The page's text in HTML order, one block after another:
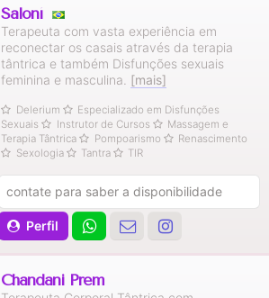
Saloní
Terapeuta com vasta experiência em
reconectar os casais através da terapia
tântrica e também Disfunções sexuais
feminina e masculina. [mais]
Delerium
Especializado em Disfunções
Sexuais
Instrutor de Cursos
Massagem e
Terapia Tântrica
Pompoarismo
Renascimento
Sexologia
Tantra TIR
Perfil
contate para saber a disponibilidade
Chandani Prem